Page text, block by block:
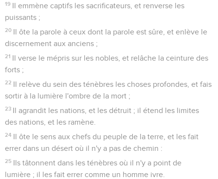
19 Il emmène captifs les sacrificateurs, et renverse les
puissants ;
20 Il ôte la parole à ceux dont la parole est sûre, et enlève le
discernement aux anciens ;
21 Il verse le mépris sur les nobles, et relâche la ceinture des
forts ;
22 Il relève du sein des ténèbres les choses profondes, et fais
sortir à la lumière l'ombre de la mort ;
23 Il agrandit les nations, et les détruit ; il étend les limites
des nations, et les ramène.
24 Il ôte le sens aux chefs du peuple de la terre, et les fait
errer dans un désert où il n'y a pas de chemin :
25 Ils tâtonnent dans les ténèbres où il n'y a point de
lumière ; il les fait errer comme un homme ivre.